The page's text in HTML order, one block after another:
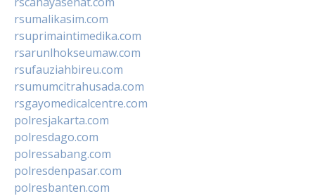
rsumalikasim.com
rsuprimaintimedika.com
rsarunlhokseumaw.com
rsufauziahbireu.com
rsumumcitrahusada.com
rsgayomedicalcentre.com
polresjakarta.com
polresdago.com
polressabang.com
polresdenpasar.com
polresbanten.com